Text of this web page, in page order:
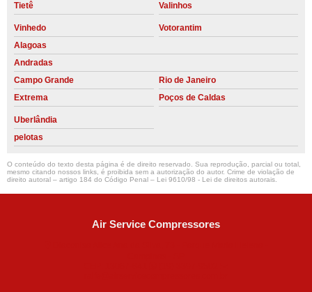
Tietê Valinhos
Vinhedo
Votorantim
Alagoas
Andradas
Campo Grande
Rio de Janeiro
Extrema
Poços de Caldas
Uberlândia
pelotas
O conteúdo do texto desta página é de direito reservado. Sua reprodução, parcial ou total,
mesmo citando nossos links, é proibida sem a autorização do autor. Crime de violação de
direito autoral – artigo 184 do Código Penal – Lei 9610/98 - Lei de direitos autorais.
Air Service Compressores